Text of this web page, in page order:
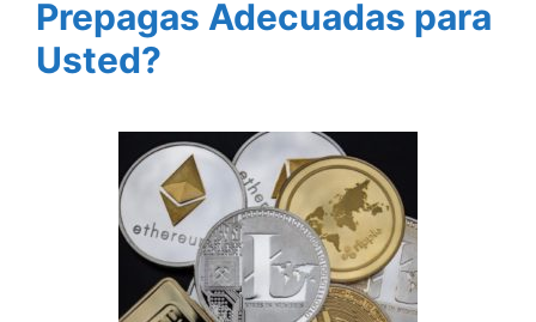
Prepagas Adecuadas para
Usted?